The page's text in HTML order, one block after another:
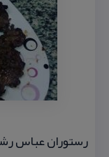
رستوران عباس